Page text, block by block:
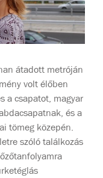
átadott metróján
volt élőben
a csapatot, magyar
és a
tömeg közepén.
szóló találkozás